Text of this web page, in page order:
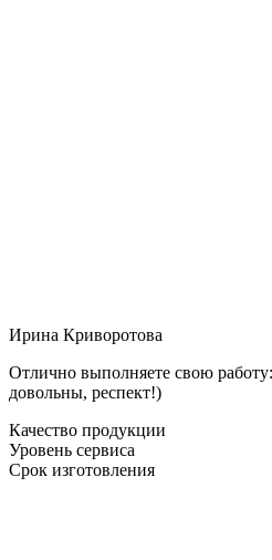
Ирина Криворотова
Отлично выполняете свою
довольны, респект!)
Качество продукции
Уровень сервиса
Срок изготовления